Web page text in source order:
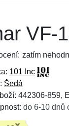
VF-
zatím
101 Inc
Šedá
442306-859,
do 6-10 dnů